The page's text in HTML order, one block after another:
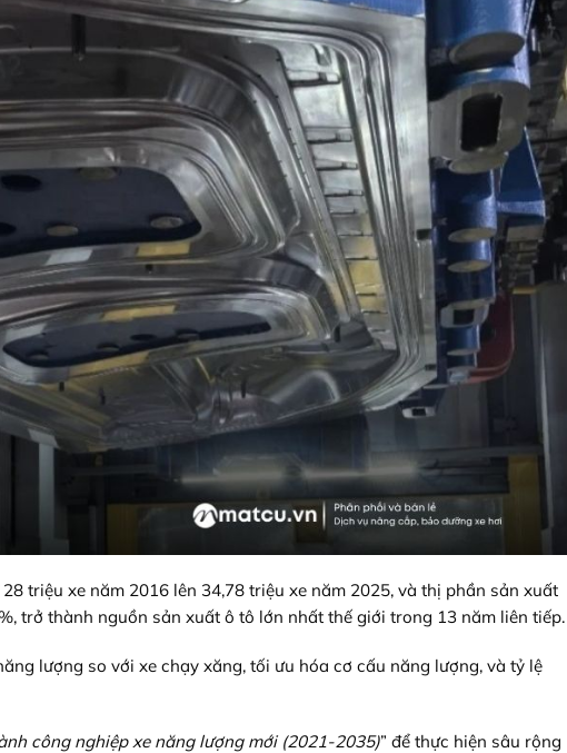
triệu xe năm 2016 lên 34,78 triệu xe năm 2025, và thị phần sản xuất
trở thành nguồn sản xuất ô tô lớn nhất thế giới trong 13 năm liên tiếp.
lượng so với xe chạy xăng, tối ưu hóa cơ cấu năng lượng, và tỷ lệ
công nghiệp xe năng lượng mới (2021-2035)” để thực hiện sâu rộng